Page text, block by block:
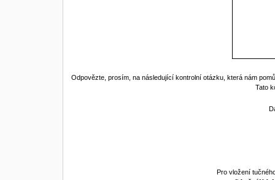
Odpovězte, prosím, na následující kontrolní otázku, která nám
Tato
Pro vložení